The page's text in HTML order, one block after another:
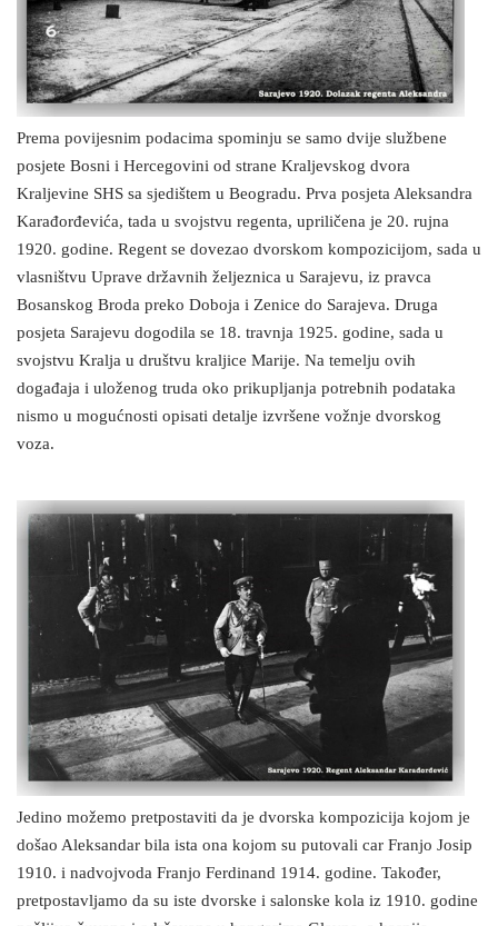
Prema povijesnim podacima spominju se samo dvije službene
posjete Bosni i Hercegovini od strane Kraljevskog dvora
Kraljevine SHS sa sjedištem u Beogradu. Prva posjeta Aleksandra
Karađorđevića, tada u svojstvu regenta, upriličena je 20. rujna
1920. godine. Regent se dovezao dvorskom kompozicijom, sada u
vlasništvu Uprave državnih željeznica u Sarajevu, iz pravca
Bosanskog Broda preko Doboja i Zenice do Sarajeva. Druga
posjeta Sarajevu dogodila se 18. travnja 1925. godine, sada u
svojstvu Kralja u društvu kraljice Marije. Na temelju ovih
događaja i uloženog truda oko prikupljanja potrebnih podataka
nismo u mogućnosti opisati detalje izvršene vožnje dvorskog
voza.
Jedino možemo pretpostaviti da je dvorska kompozicija kojom je
došao Aleksandar bila ista ona kojom su putovali car Franjo Josip
1910. i nadvojvoda Franjo Ferdinand 1914. godine. Također,
pretpostavljamo da su iste dvorske i salonske kola iz 1910. godine